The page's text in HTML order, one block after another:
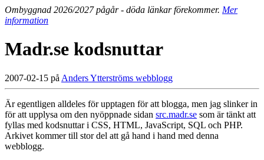
Ombyggnad 2026/2027 pågår - döda länkar förekommer. Mer
information
Madr.se kodsnuttar
2007-02-15 på Anders Ytterströms webblogg
Är egentligen alldeles för upptagen för att blogga, men jag slinker in
för att upplysa om den nyöppnade sidan src.madr.se som är tänkt att
fyllas med kodsnuttar i CSS, HTML, JavaScript, SQL och PHP.
Arkivet kommer till stor del att gå hand i hand med denna
webblogg.